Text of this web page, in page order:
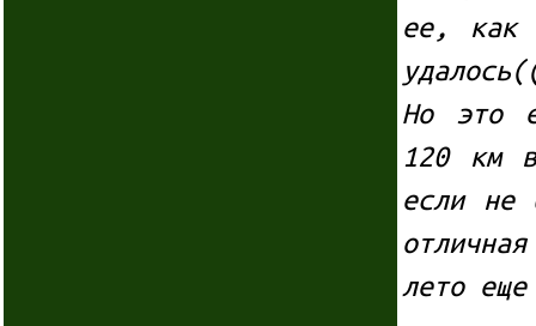
ее, как
Но это
120 км
если не
лето